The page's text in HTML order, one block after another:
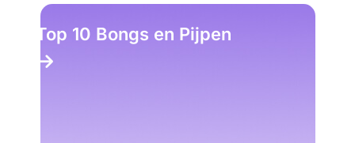
Top 10 Bongs en Pijpen